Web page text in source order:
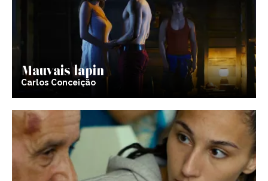
Mauvais lapin
Carlos Conceição